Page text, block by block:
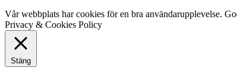
Vår webbplats har cookies för en bra användarupplevelse.
Privacy & Cookies Policy
Stäng